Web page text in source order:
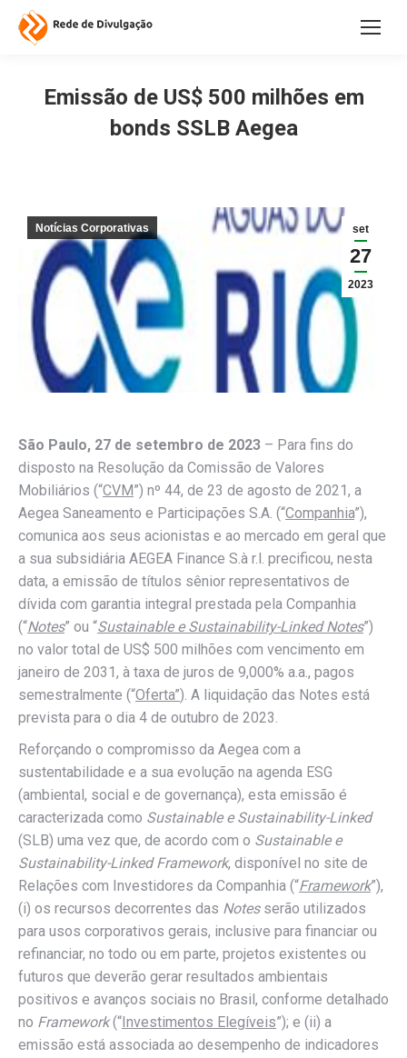
Emissão de US$ 500 milhões em
bonds SSLB Aegea
set
27
2023
Notícias Corporativas
São Paulo, 27 de setembro de 2023 – Para fins do
disposto na Resolução da Comissão de Valores
Mobiliários (“CVM”) nº 44, de 23 de agosto de 2021, a
Aegea Saneamento e Participações S.A. (“Companhia”),
comunica aos seus acionistas e ao mercado em geral que
a sua subsidiária AEGEA Finance S.à r.l. precificou, nesta
data, a emissão de títulos sênior representativos de
dívida com garantia integral prestada pela Companhia
(“Notes” ou “Sustainable e Sustainability-Linked Notes”)
no valor total de US$ 500 milhões com vencimento em
janeiro de 2031, à taxa de juros de 9,000% a.a., pagos
semestralmente (“Oferta”). A liquidação das Notes está
prevista para o dia 4 de outubro de 2023.
Reforçando o compromisso da Aegea com a
sustentabilidade e a sua evolução na agenda ESG
(ambiental, social e de governança), esta emissão é
caracterizada como Sustainable e Sustainability-Linked
(SLB) uma vez que, de acordo com o Sustainable e
Sustainability-Linked Framework, disponível no site de
Relações com Investidores da Companhia (“Framework”),
(i) os recursos decorrentes das Notesserão utilizados
para usos corporativos gerais, inclusive para financiar ou
refinanciar, no todo ou em parte, projetos existentes ou
futuros que deverão gerar resultados ambientais
positivos e avanços sociais no Brasil, conforme detalhado
no Framework(“Investimentos Elegíveis”); e (ii) a
emissão está associada ao desempenho de indicadores